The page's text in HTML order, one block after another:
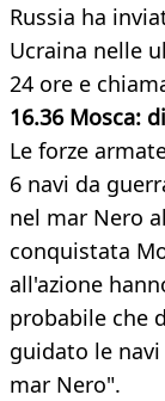
Russia ha
Ucraina nelle
24 ore e
16.36 Mosca:
Le forze
6 navi da
nel mar Nero
conquistata
all'azione
probabile che
guidato le
mar Nero".